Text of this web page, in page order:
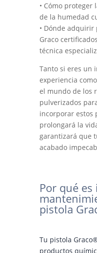
• Cómo
de la humedad
• Dónde adquirir
Graco
técnica
Tanto si eres un
experiencia
el mundo de los
pulverizados
incorporar estos
prolongará la
garantizará que
acabado
Por qué
pistola
Tu pistola
productos